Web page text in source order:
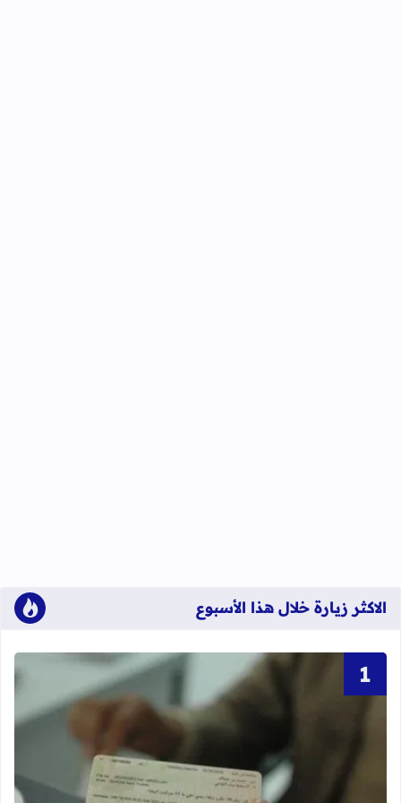
الاكثر زيارة خلال هذا الأسبوع
قراءة المزيد عن أحرف و أرقام